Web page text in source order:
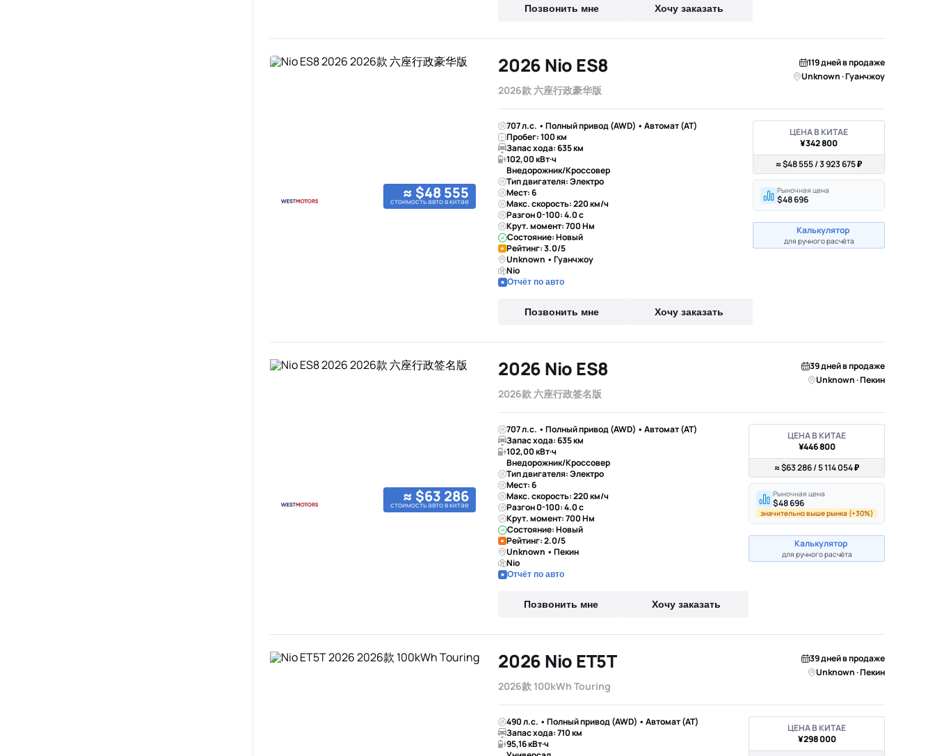
Позвонить мне Хочу заказать
≈ $48 555
стоимость авто в китае
2026 Nio ES8
2026款 六座行政豪华版
119 дней в продаже
Unknown · Гуанчжоу
707 л.с. • Полный привод (AWD) • Автомат (AT)
Пробег: 100 км
Запас хода: 635 км
102,00 кВт·ч
Внедорожник/Кроссовер
Тип двигателя: Электро
Мест: 6
Макс. скорость: 220 км/ч
Разгон 0-100: 4.0 с
Крут. момент: 700 Нм
Состояние: Новый
Рейтинг: 3.0/5
Unknown • Гуанчжоу
Nio
Отчёт по авто
Позвонить мне Хочу заказать
ЦЕНА В КИТАЕ
¥342 800
≈ $48 555 / 3 923 675 ₽
Рыночная цена
$48 696
Калькулятор
для ручного расчёта
≈ $63 286
стоимость авто в китае
2026 Nio ES8
2026款 六座行政签名版
39 дней в продаже
Unknown · Пекин
707 л.с. • Полный привод (AWD) • Автомат (AT)
Запас хода: 635 км
102,00 кВт·ч
Внедорожник/Кроссовер
Тип двигателя: Электро
Мест: 6
Макс. скорость: 220 км/ч
Разгон 0-100: 4.0 с
Крут. момент: 700 Нм
Состояние: Новый
Рейтинг: 2.0/5
Unknown • Пекин
Nio
Отчёт по авто
Позвонить мне Хочу заказать
ЦЕНА В КИТАЕ
¥446 800
≈ $63 286 / 5 114 054 ₽
Рыночная цена
$48 696
значительно выше рынка (+30%)
Калькулятор
для ручного расчёта
2026 Nio ET5T
2026款 100kWh Touring
39 дней в продаже
Unknown · Пекин
490 л.с. • Полный привод (AWD) • Автомат (AT)
Запас хода: 710 км
95,16 кВт·ч
ЦЕНА В КИТАЕ
¥298 000